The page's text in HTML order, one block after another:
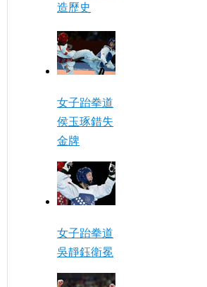
造歷史
女子跆拳道
侯玉琢錯失
金牌
女子跆拳道
吳靜鈺衛冕